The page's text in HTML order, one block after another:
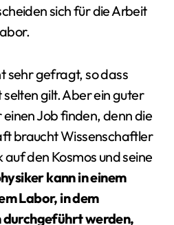
sich für die Arbeit
sehr gefragt, so dass
gilt. Aber ein guter
Job finden, denn die
braucht Wissenschaftler
auf den Kosmos und seine
kann in einem
Labor, in dem
durchgeführt werden,